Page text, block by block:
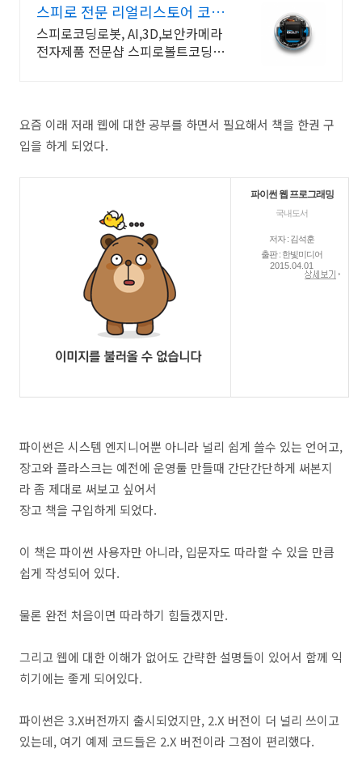
스피로 전문 리얼리스토어 코딩
교육을 쉽고 재밌게
스피로코딩로봇, AI,3D,보안카메라
전자제품 전문샵 스피로볼트코딩로
요즘 이래 저래 웹에 대한 공부를 하면서 필요해서 책을 한권 구
입을 하게 되었다.
파이썬 웹 프로그래밍
국내도서
저자 : 김석훈
출판 : 한빛미디어
2015.04.01
파이썬은 시스템 엔지니어뿐 아니라 널리 쉽게 쓸수 있는 언어고,
장고와 플라스크는 예전에 운영툴 만들때 간단간단하게 써본지
라 좀 제대로 써보고 싶어서
장고 책을 구입하게 되었다.
이 책은 파이썬 사용자만 아니라, 입문자도 따라할 수 있을 만큼
쉽게 작성되어 있다.
물론 완전 처음이면 따라하기 힘들겠지만.
그리고 웹에 대한 이해가 없어도 간략한 설명들이 있어서 함께 익
히기에는 좋게 되어있다.
파이썬은 3.X버전까지 출시되었지만, 2.X 버전이 더 널리 쓰이고
있는데, 여기 예제 코드들은 2.X 버전이라 그점이 편리했다.